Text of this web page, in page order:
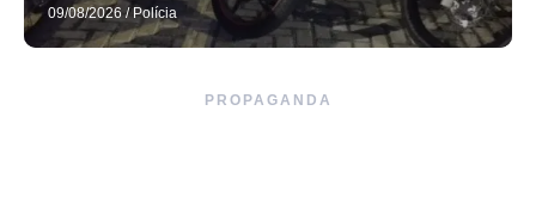
09/08/2026 / Polícia
PROPAGANDA